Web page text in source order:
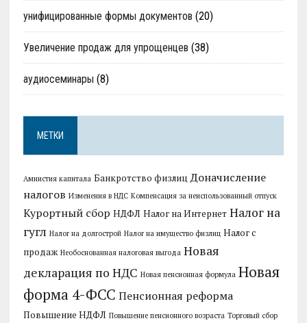
унифицированные формы документов (20)
Увеличение продаж для упрощенцев (38)
аудиосеминары (8)
МЕТКИ
Амнистия капитала Банкротство физлиц Доначисление
налогов Изменения в НДС Компенсация за неиспользованный отпуск
Курортный сбор НДФЛ Налог на Интернет Налог на
гугл Налог на долгострой Налог на имущество физлиц Налог с
продаж Необоснованная налоговая выгода Новая
декларация по НДС Новая пенсионная формула Новая
форма 4-ФСС Пенсионная реформа
Повышение НДФЛ Повышение пенсионного возраста Торговый сбор